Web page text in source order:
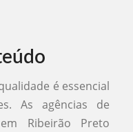
é essencial
As agências de
Ribeirão Preto